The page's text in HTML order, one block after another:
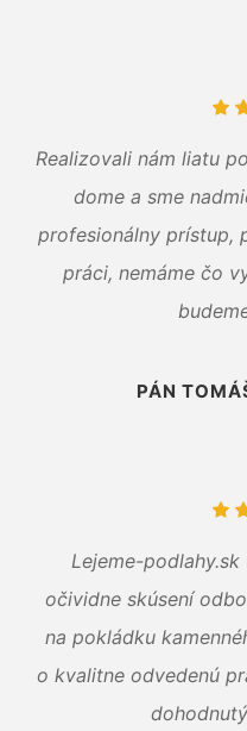
Realizovali nám liatu
dome a sme
profesionálny prístup,
práci, nemáme čo
PÁN
Lejeme-
očividne skúsení
na pokládku
o kvalitne odvedenú